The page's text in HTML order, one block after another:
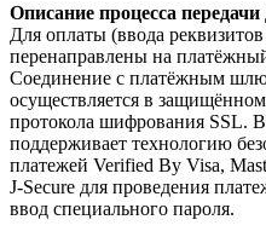
Описание процесса
Для оплаты (ввода
перенаправлены на
Соединение с платёжным
осуществляется в
протокола шифрования SSL.
поддерживает технологию
платежей Verified By Visa,
J-Secure для проведения
ввод специального пароля.